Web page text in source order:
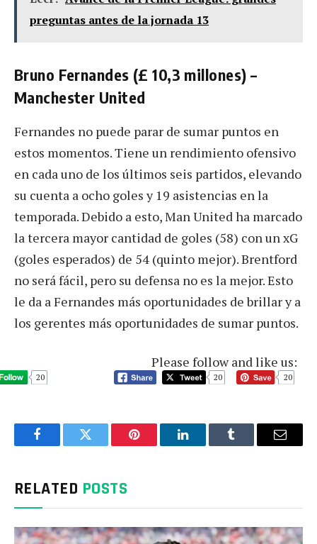
preguntas antes de la jornada 13
Bruno Fernandes (£ 10,3 millones) –
Manchester United
Fernandes no puede parar de sumar puntos en
estos momentos. Tiene un rendimiento ofensivo
en cada uno de los últimos seis partidos, elevando
su cuenta a ocho goles y 19 asistencias en la
temporada. Debido a esto, Man United ha marcado
la tercera mayor cantidad de goles (58) con un xG
(goles esperados) de 54 (quinto mejor). Brentford
no será fácil, pero su defensa no es la mejor. Esto
le da a Fernandes más oportunidades de brillar y a
los gerentes más oportunidades de sumar puntos.
Please follow and like us:
20 20 20
FacebookTwitter Pinterest LinkedInTumblr Email
RELATED POSTS